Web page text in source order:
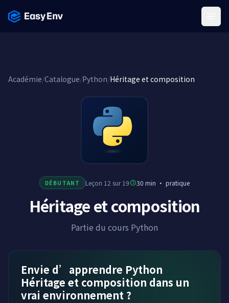
Académie/Catalogue/Python/Héritage et composition
DÉBUTANT Leçon 12 sur 19 30 min ·pratique
Héritage et composition
Partie du cours Python
Envie d’apprendre Python
Héritage et composition dans un
vrai environnement ?